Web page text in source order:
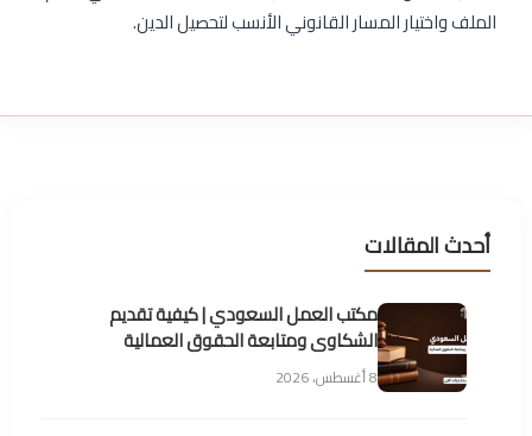
الملف واختيار المسار القانوني الأنسب لتحصيل الدين.
أحدث المقالات
مكتب العمل السعودي | كيفية تقديم
الشكاوى ومتابعة الحقوق العمالية
8 أغسطس، 2026